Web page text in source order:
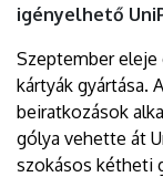
igényelhető
Szeptember
kártyák gyártása.
beiratkozások
gólya vehette át
szokásos kétheti